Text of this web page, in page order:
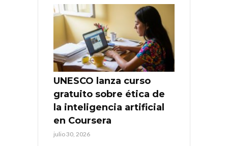
UNESCO lanza curso
gratuito sobre ética de
la inteligencia artificial
en Coursera
julio 30, 2026